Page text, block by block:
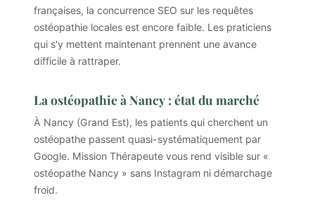
françaises, la concurrence SEO sur les requêtes
ostéopathie locales est encore faible. Les praticiens
qui s'y mettent maintenant prennent une avance
difficile à rattraper.
La ostéopathie à Nancy : état du marché
À Nancy (Grand Est), les patients qui cherchent un
ostéopathe passent quasi-systématiquement par
Google. Mission Thérapeute vous rend visible sur «
ostéopathe Nancy » sans Instagram ni démarchage
froid.